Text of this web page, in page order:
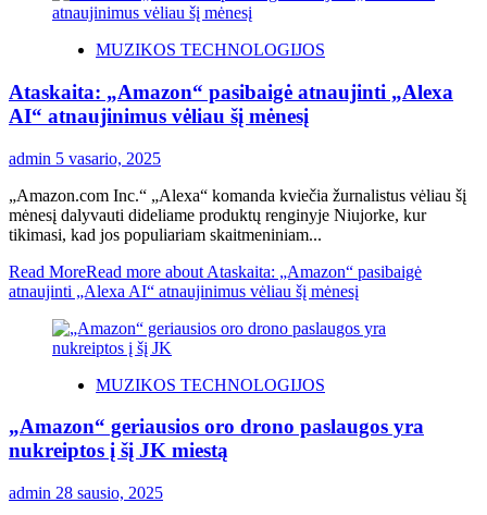
MUZIKOS TECHNOLOGIJOS
Ataskaita: „Amazon“ pasibaigė atnaujinti „Alexa
AI“ atnaujinimus vėliau šį mėnesį
admin 5 vasario, 2025
„Amazon.com Inc.“ „Alexa“ komanda kviečia žurnalistus vėliau šį
mėnesį dalyvauti dideliame produktų renginyje Niujorke, kur
tikimasi, kad jos populiariam skaitmeniniam...
Read MoreRead more about Ataskaita: „Amazon“ pasibaigė
atnaujinti „Alexa AI“ atnaujinimus vėliau šį mėnesį
MUZIKOS TECHNOLOGIJOS
„Amazon“ geriausios oro drono paslaugos yra
nukreiptos į šį JK miestą
admin 28 sausio, 2025